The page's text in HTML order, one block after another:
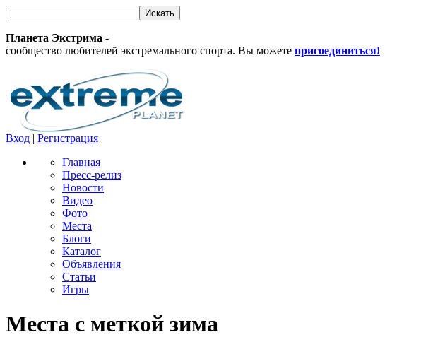
Планета Экстрима -
сообщество любителей экстремального спорта. Вы можете присоединиться!
Вход | Регистрация
Главная
Пресс-релиз
Новости
Видео
Фото
Места
Блоги
Каталог
Объявления
Статьи
Игры
Места с меткой зима